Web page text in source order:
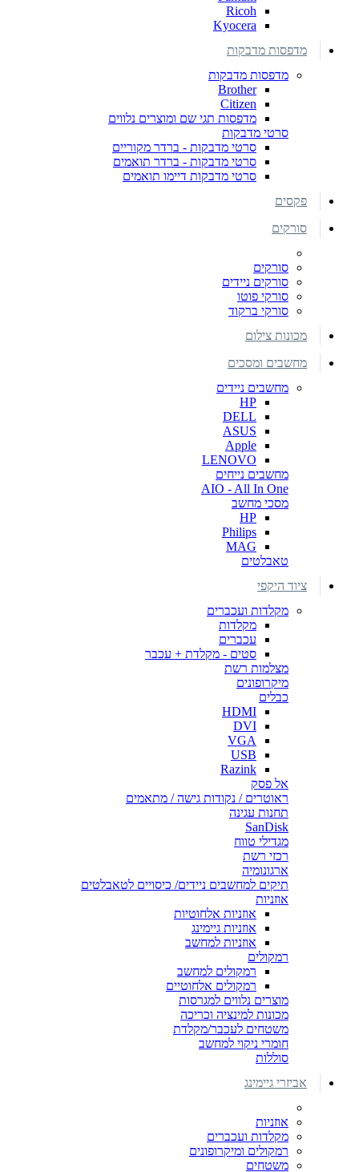
Ricoh
Kyocera
מדפסות מדבקות
מדפסות מדבקות
Brother
Citizen
מדפסות תגי שם ומוצרים נלווים
סרטי מדבקות
סרטי מדבקות - ברדר מקוריים
סרטי מדבקות - ברדר תואמים
סרטי מדבקות דיימו תואמים
פקסים
סורקים
סורקים
סורקים ניידים
סורקי פוטו
סורקי ברקוד
מכונות צילום
מחשבים ומסכים
מחשבים ניידים
HP
DELL
ASUS
Apple
LENOVO
מחשבים נייחים
AIO - All In One
מסכי מחשב
HP
Philips
MAG
טאבלטים
ציוד היקפי
מקלדות ועכברים
מקלדות
עכברים
סטים - מקלדת + עכבר
מצלמות רשת
מיקרופונים
כבלים
HDMI
DVI
VGA
USB
Razink
אל פסק
ראוטרים / נקודות גישה / מתאמים
תחנות עגינה
SanDisk
מגדילי טווח
רכזי רשת
ארגונומיה
תיקים למחשבים ניידים/ כיסויים לטאבלטים
אוזניות
אוזניות אלחוטיות
אוזניות גיימינג
אוזניות למחשב
רמקולים
רמקולים למחשב
רמקולים אלחוטיים
מוצרים נלווים למגרסות
מכונות למינציה וכריכה
משטחים לעכבר/מקלדת
חומרי ניקוי למחשב
סוללות
אביזרי גיימינג
אוזניות
מקלדות ועכברים
רמקולים ומיקרופונים
משטחים